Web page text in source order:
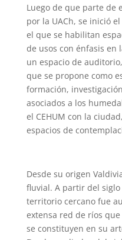
Luego de que parte
por la UACh, se inició
el que se habilitan
de usos con énfasis en
un espacio de
que se propone como
formación,
asociados a los
el CEHUM con la
espacios de
Desde su origen
fluvial. A partir del siglo
territorio cercano fue
extensa red de ríos
se constituyen en su